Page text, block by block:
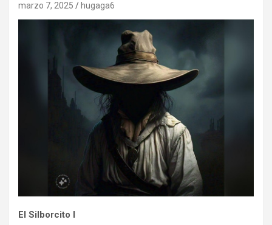
marzo 7, 2025 hugaga6
El Silborcito I